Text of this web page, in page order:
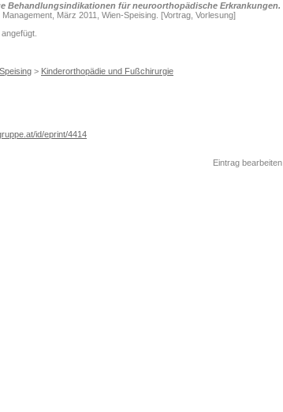
Behandlungsindikationen für neuroorthopädische Erkrankungen.
März 2011, Wien-Speising. [Vortrag, Vorlesung]
> Kinderorthopädie und Fußchirurgie
id/eprint/4414
Eintrag bearbeiten